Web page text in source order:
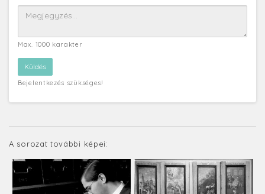
Max. 1000 karakter
Bejelentkezés szükséges!
A sorozat további képei: